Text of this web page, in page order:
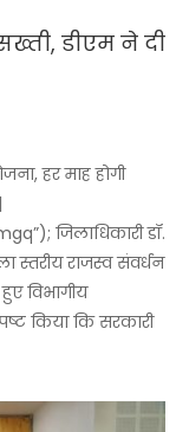
डीएम ने दी
हर माह होगी
जिलाधिकारी डॉ.
स्तरीय राजस्व संवर्धन
विभागीय
किया कि सरकारी